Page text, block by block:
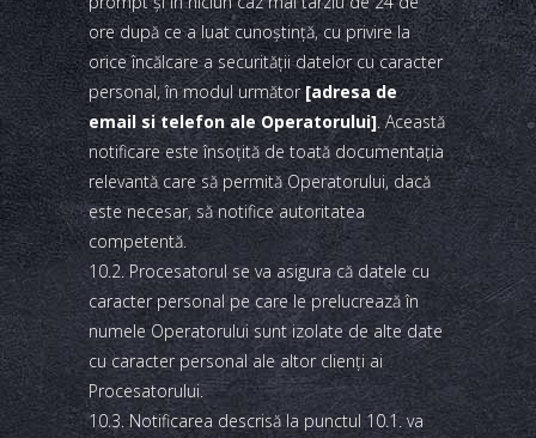
ore după ce a luat cunoştinţă, cu privire la
orice încălcare a securităţii datelor cu caracter
personal, în modul următor[adresa de
email si telefon ale Operatorului]. Această
notificare este însoţită de toată documentaţia
relevantă care să permită Operatorului, dacă
este necesar, să notifice autoritatea
competentă.
10.2. Procesatorul se va asigura că datele cu
caracter personal pe care le prelucrează în
numele Operatorului sunt izolate de alte date
cu caracter personal ale altor clienţi ai
Procesatorului.
10.3. Notificarea descrisă la punctul 10.1. va